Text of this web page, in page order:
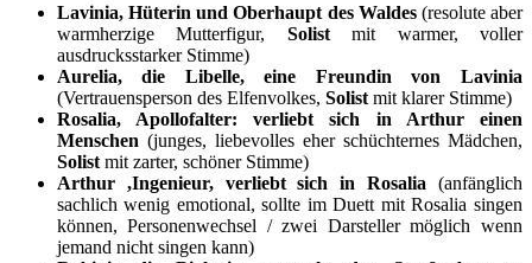
Lavinia, Hüterin und Oberhaupt des Waldes(resolute aber
warmherzige Mutterfigur, Solistmit warmer, voller
ausdrucksstarker Stimme)
Aurelia, die Libelle, eine Freundin von Lavinia
(Vertrauensperson des Elfenvolkes, Solist mit klarer Stimme)
Rosalia, Apollofalter: verliebt sich in Arthur einen
Menschen (junges, liebevolles eher schüchternes Mädchen,
Solist mit zarter, schöner Stimme)
Arthur ,Ingenieur, verliebt sich in Rosalia (anfänglich
sachlich wenig emotional, sollte im Duett mit Rosalia singen
können, Personenwechsel / zwei Darsteller möglich wenn
jemand nicht singen kann)